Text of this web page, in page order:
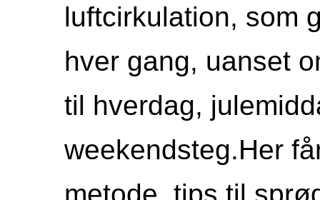
luftcirkulation, som
hver gang, uanset
til hverdag,
weekendsteg.Her
metode, tips til